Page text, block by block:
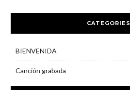
CATEGORIES
BIENVENIDA
Canción grabada